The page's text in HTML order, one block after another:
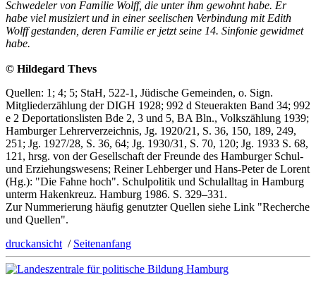
Schwedeler von Familie Wolff, die unter ihm gewohnt habe. Er
habe viel musiziert und in einer seelischen Verbindung mit Edith
Wolff gestanden, deren Familie er jetzt seine 14. Sinfonie gewidmet
habe.
© Hildegard Thevs
Quellen: 1; 4; 5; StaH, 522-1, Jüdische Gemeinden, o. Sign.
Mitgliederzählung der DIGH 1928; 992 d Steuerakten Band 34; 992
e 2 Deportationslisten Bde 2, 3 und 5, BA Bln., Volkszählung 1939;
Hamburger Lehrerverzeichnis, Jg. 1920/21, S. 36, 150, 189, 249,
251; Jg. 1927/28, S. 36, 64; Jg. 1930/31, S. 70, 120; Jg. 1933 S. 68,
121, hrsg. von der Gesellschaft der Freunde des Hamburger Schul-
und Erziehungswesens; Reiner Lehberger und Hans-Peter de Lorent
(Hg.): "Die Fahne hoch". Schulpolitik und Schulalltag in Hamburg
unterm Hakenkreuz. Hamburg 1986. S. 329–331.
Zur Nummerierung häufig genutzter Quellen siehe Link "Recherche
und Quellen".
druckansicht / Seitenanfang